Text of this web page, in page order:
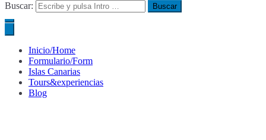
Buscar:
Inicio/Home
Formulario/Form
Islas Canarias
Tours&experiencias
Blog